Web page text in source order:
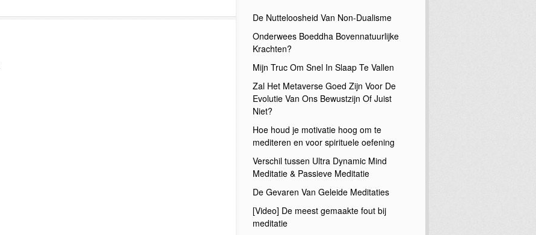
De Nutteloosheid Van Non-Dualisme
Onderwees Boeddha Bovennatuurlijke
Krachten?
Mijn Truc Om Snel In Slaap Te Vallen
Zal Het Metaverse Goed Zijn Voor De
Evolutie Van Ons Bewustzijn Of Juist
Niet?
Hoe houd je motivatie hoog om te
mediteren en voor spirituele oefening
Verschil tussen Ultra Dynamic Mind
Meditatie & Passieve Meditatie
De Gevaren Van Geleide Meditaties
[Video] De meest gemaakte fout bij
meditatie